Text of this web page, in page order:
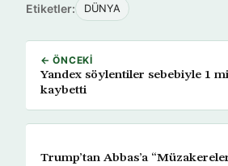
Etiketler: DÜNYA
← ÖNCEKI
Yandex söylentiler sebebiyle 1
kaybetti
Trump’tan Abbas’a